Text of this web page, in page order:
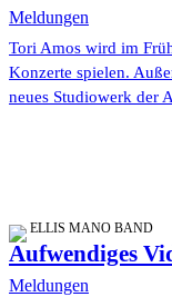
Meldungen
Tori Amos wird im
Konzerte spielen.
neues Studiowerk der
ELLIS MANO BAND
Aufwendiges
Meldungen